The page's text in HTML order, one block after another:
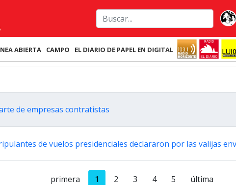
ABIERTA CAMPO EL DIARIO DE PAPEL EN DIGITAL
de empresas contratistas
de vuelos presidenciales declararon por las valijas
primera 1 2 3 4 5 última